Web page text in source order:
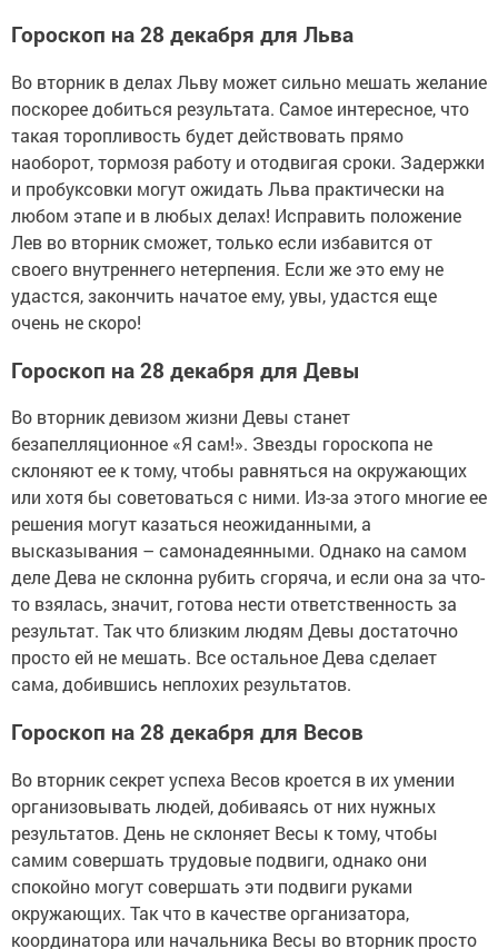
Гороскоп на 28 декабря для Льва
Во вторник в делах Льву может сильно мешать желание
поскорее добиться результата. Самое интересное, что
такая торопливость будет действовать прямо
наоборот, тормозя работу и отодвигая сроки. Задержки
и пробуксовки могут ожидать Льва практически на
любом этапе и в любых делах! Исправить положение
Лев во вторник сможет, только если избавится от
своего внутреннего нетерпения. Если же это ему не
удастся, закончить начатое ему, увы, удастся еще
очень не скоро!
Гороскоп на 28 декабря для Девы
Во вторник девизом жизни Девы станет
безапелляционное «Я сам!». Звезды гороскопа не
склоняют ее к тому, чтобы равняться на окружающих
или хотя бы советоваться с ними. Из-за этого многие ее
решения могут казаться неожиданными, а
высказывания – самонадеянными. Однако на самом
деле Дева не склонна рубить сгоряча, и если она за что-
то взялась, значит, готова нести ответственность за
результат. Так что близким людям Девы достаточно
просто ей не мешать. Все остальное Дева сделает
сама, добившись неплохих результатов.
Гороскоп на 28 декабря для Весов
Во вторник секрет успеха Весов кроется в их умении
организовывать людей, добиваясь от них нужных
результатов. День не склоняет Весы к тому, чтобы
самим совершать трудовые подвиги, однако они
спокойно могут совершать эти подвиги руками
окружающих. Так что в качестве организатора,
координатора или начальника Весы во вторник просто